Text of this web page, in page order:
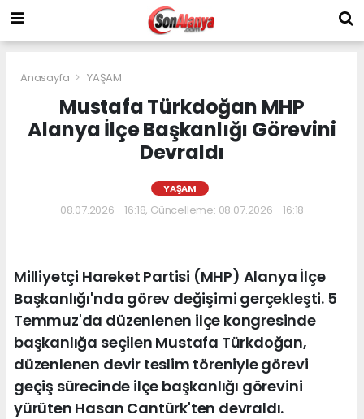
Anasayfa YAŞAM
Mustafa Türkdoğan MHP
Alanya İlçe Başkanlığı Görevini
Devraldı
YAŞAM
08.07.2026 - 16:18, Güncelleme: 08.07.2026 - 16:18
Milliyetçi Hareket Partisi (MHP) Alanya İlçe
Başkanlığı'nda görev değişimi gerçekleşti. 5
Temmuz'da düzenlenen ilçe kongresinde
başkanlığa seçilen Mustafa Türkdoğan,
düzenlenen devir teslim töreniyle görevi
geçiş sürecinde ilçe başkanlığı görevini
yürüten Hasan Cantürk'ten devraldı.